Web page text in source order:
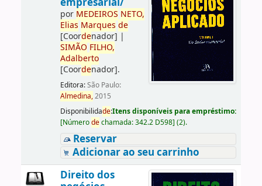
por MEDEIROS NETO,
Elias Marques de
[Coordenador] |
SIMÃO FILHO,
Adalberto
[Coordenador].
Editora:São Paulo:
Almedina,2015
Disponibilidade:Itens disponíveis para empréstimo:
[Númerodechamada:342.2 D598] (2).
Reservar
Adicionar ao seu carrinho
Direito dos